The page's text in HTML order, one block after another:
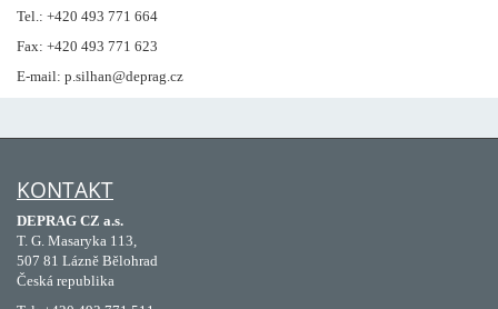
Tel.: +420 493 771 664
Fax: +420 493 771 623
E-mail: p.silhan@deprag.cz
KONTAKT
DEPRAG CZ a.s.
T. G. Masaryka 113,
507 81 Lázně Bělohrad
Česká republika